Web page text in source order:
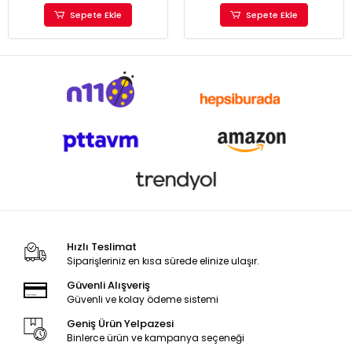
Sepete Ekle Sepete Ekle
Hızlı Teslimat
Siparişleriniz en kısa sürede elinize ulaşır.
Güvenli Alışveriş
Güvenli ve kolay ödeme sistemi
Geniş Ürün Yelpazesi
Binlerce ürün ve kampanya seçeneği